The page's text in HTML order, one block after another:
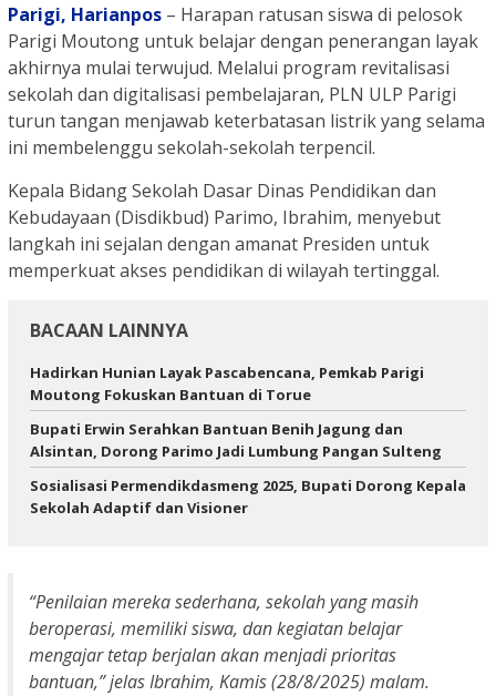
Parigi, Harianpos – Harapan ratusan siswa di pelosok
Parigi Moutong untuk belajar dengan penerangan layak
akhirnya mulai terwujud. Melalui program revitalisasi
sekolah dan digitalisasi pembelajaran, PLN ULP Parigi
turun tangan menjawab keterbatasan listrik yang selama
ini membelenggu sekolah-sekolah terpencil.
Kepala Bidang Sekolah Dasar Dinas Pendidikan dan
Kebudayaan (Disdikbud) Parimo, Ibrahim, menyebut
langkah ini sejalan dengan amanat Presiden untuk
memperkuat akses pendidikan di wilayah tertinggal.
BACAAN LAINNYA
Hadirkan Hunian Layak Pascabencana, Pemkab Parigi
Moutong Fokuskan Bantuan di Torue
Bupati Erwin Serahkan Bantuan Benih Jagung dan
Alsintan, Dorong Parimo Jadi Lumbung Pangan Sulteng
Sosialisasi Permendikdasmeng 2025, Bupati Dorong Kepala
Sekolah Adaptif dan Visioner
“Penilaian mereka sederhana, sekolah yang masih
beroperasi, memiliki siswa, dan kegiatan belajar
mengajar tetap berjalan akan menjadi prioritas
bantuan,” jelas Ibrahim, Kamis (28/8/2025) malam.